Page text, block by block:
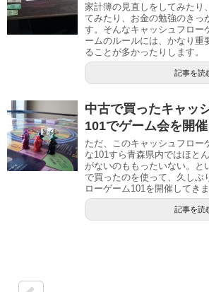
家計簿の見直しをしてみたり
てみたり、お金の勉強のきっ
す。そんなキャッシュフロー
ームのルールには、かなり重
ることが多かったりします。
記事を読
中古で買ったキャッ
101でゲーム会を開
ただ、このキャッシュフロー
な101すら青森県内ではほと
がないのももったいない。と
で買ったのを使って、久しぶ
ローゲーム101を開催してきま
記事を読